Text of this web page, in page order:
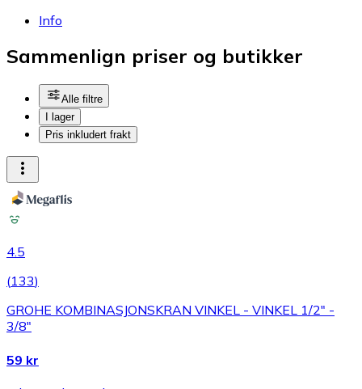
Info
Sammenlign priser og butikker
Alle filtre
I lager
Pris inkludert frakt
4.5
(133)
GROHE KOMBINASJONSKRAN VINKEL - VINKEL 1/2" -
3/8"
59 kr